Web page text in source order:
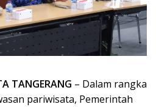
TANGERANG – Dalam rangka
pariwisata, Pemerintah